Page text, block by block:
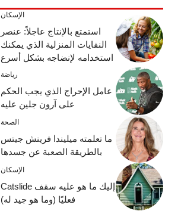
الإسكان
استمتع بالإنتاج عاجلاً: عنصر
النفايات المنزلية الذي يمكنك
استخدامه لإنضاجه بشكل أسرع
رياضة
عامل الإحراج الذي يجب الحكم
على آرون جلين عليه
الصحة
ما تعلمته ميليندا فرينش جيتس
بالطريقة الصعبة عن جسدها
الإسكان
إليك ما هو عليه سقف Catslide
فعليًا (وما هو جيد له)